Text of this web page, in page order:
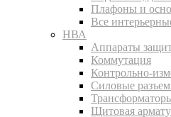
Плафоны и
Все
НВА
Аппараты
Коммутация
Контрольно-
Силовые
Щитовая